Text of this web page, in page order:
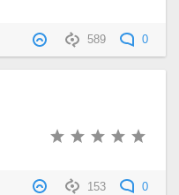
589 0
153 0